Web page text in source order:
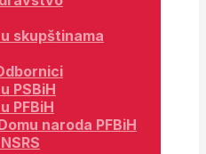
skupštinama
PSBiH
PFBiH
naroda PFBiH